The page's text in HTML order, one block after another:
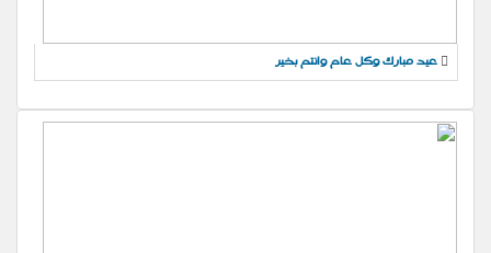
عيد مبارك وكل عام وانتم بخير